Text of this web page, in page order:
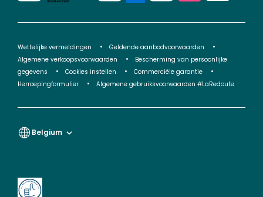
Wettelijke vermeldingen
Geldende aanbodvoorwaarden
Algemene verkoopsvoorwaarden
Bescherming van persoonlijke
gegevens
Cookies instellen
Commerciële garantie
Herroepingformulier
Algemene gebruiksvoorwaarden #LaRedoute
Belgium